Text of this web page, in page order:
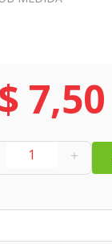
7,50
＋